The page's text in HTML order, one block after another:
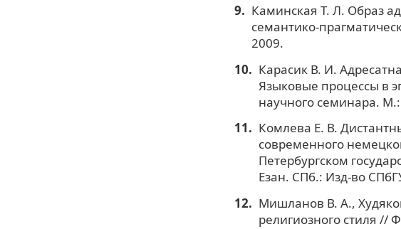
Каминская Т. Л. Образ
семантико-
2009.
Карасик В. И.
Языковые процессы в
научного семинара.
Комлева Е. В.
современного
Петербургском
Езан. СПб.: Изд-во
Мишланов В. А.,
религиозного стиля //